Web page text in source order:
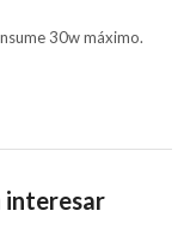
30w máximo.
interesar